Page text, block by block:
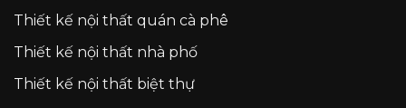
Thiết kế nội thất quán cà phê
Thiết kế nội thất nhà phố
Thiết kế nội thất biệt thự